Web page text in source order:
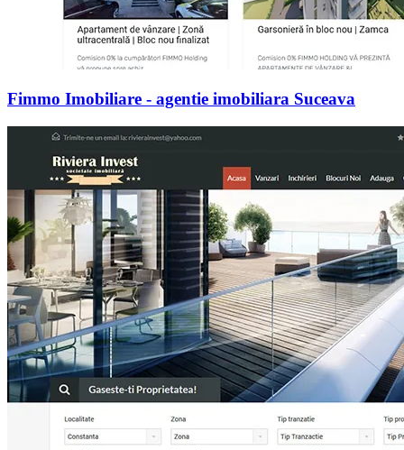
Fimmo Imobiliare - agentie imobiliara Suceava